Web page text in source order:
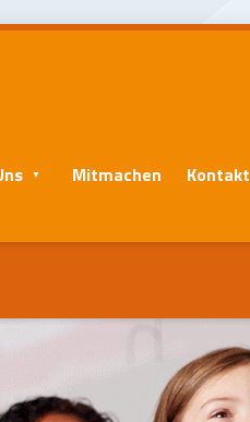
Mitmachen Kontakt